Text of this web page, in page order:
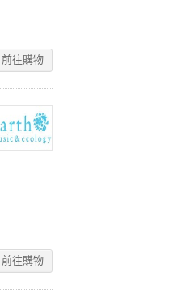
前往購物
前往購物